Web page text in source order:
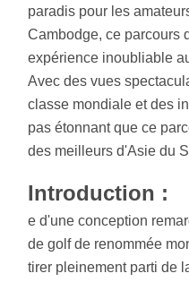
paradis pour les
Cambodge, ce parcours
expérience inoubliable
Avec des vues
classe mondiale et des
pas étonnant que ce
des meilleurs d'Asie du
Introduction :
e d'une conception
de golf de renommée
tirer pleinement parti de